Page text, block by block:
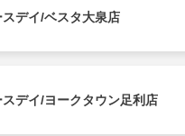
スデイ/ベスタ大泉店
スデイ/ヨークタウン足利店